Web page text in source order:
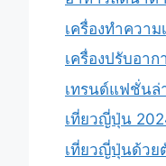
เครื่องทำความ
เครื่องปรับอาก
เทรนด์แฟชั่นล่
เที่ยวญี่ปุ่น
เที่ยวญี่ปุ่นด้วย